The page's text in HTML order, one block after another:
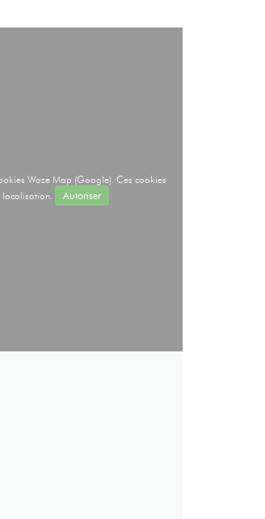
Waze Map (Google). Ces cookies
localisation.
Autoriser